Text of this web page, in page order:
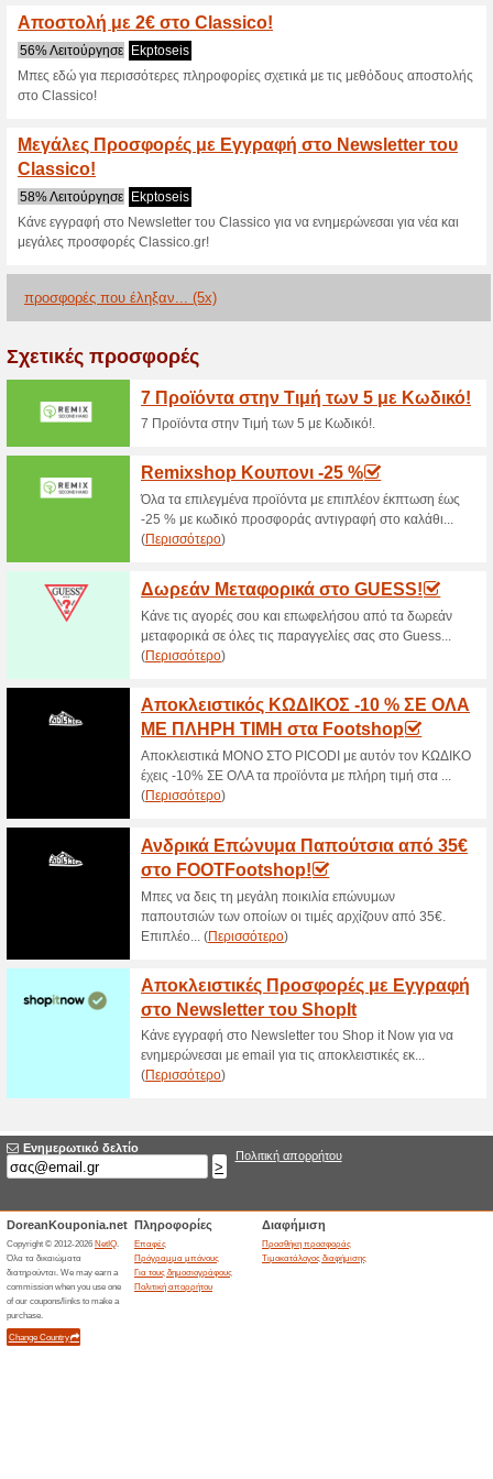
Classico.gr
Φίλτρο:
Πηγαίνετε στο
Λάβετε ενημέρωση για τα
κουπόνια που προστέθηκαν
ισχύουν σ’αυτό το κατάστημα.
Τρέχουσες
2026)
Αποστολή με 2€
56% Λειτούργησε Ekptoseis
Μπες εδώ για περισσότερες
στο Classico!
Μεγάλες Προσφορές
Classico!
58% Λειτούργησε
Κάνε εγγραφή στο Newsletter
μεγάλες προσφορές